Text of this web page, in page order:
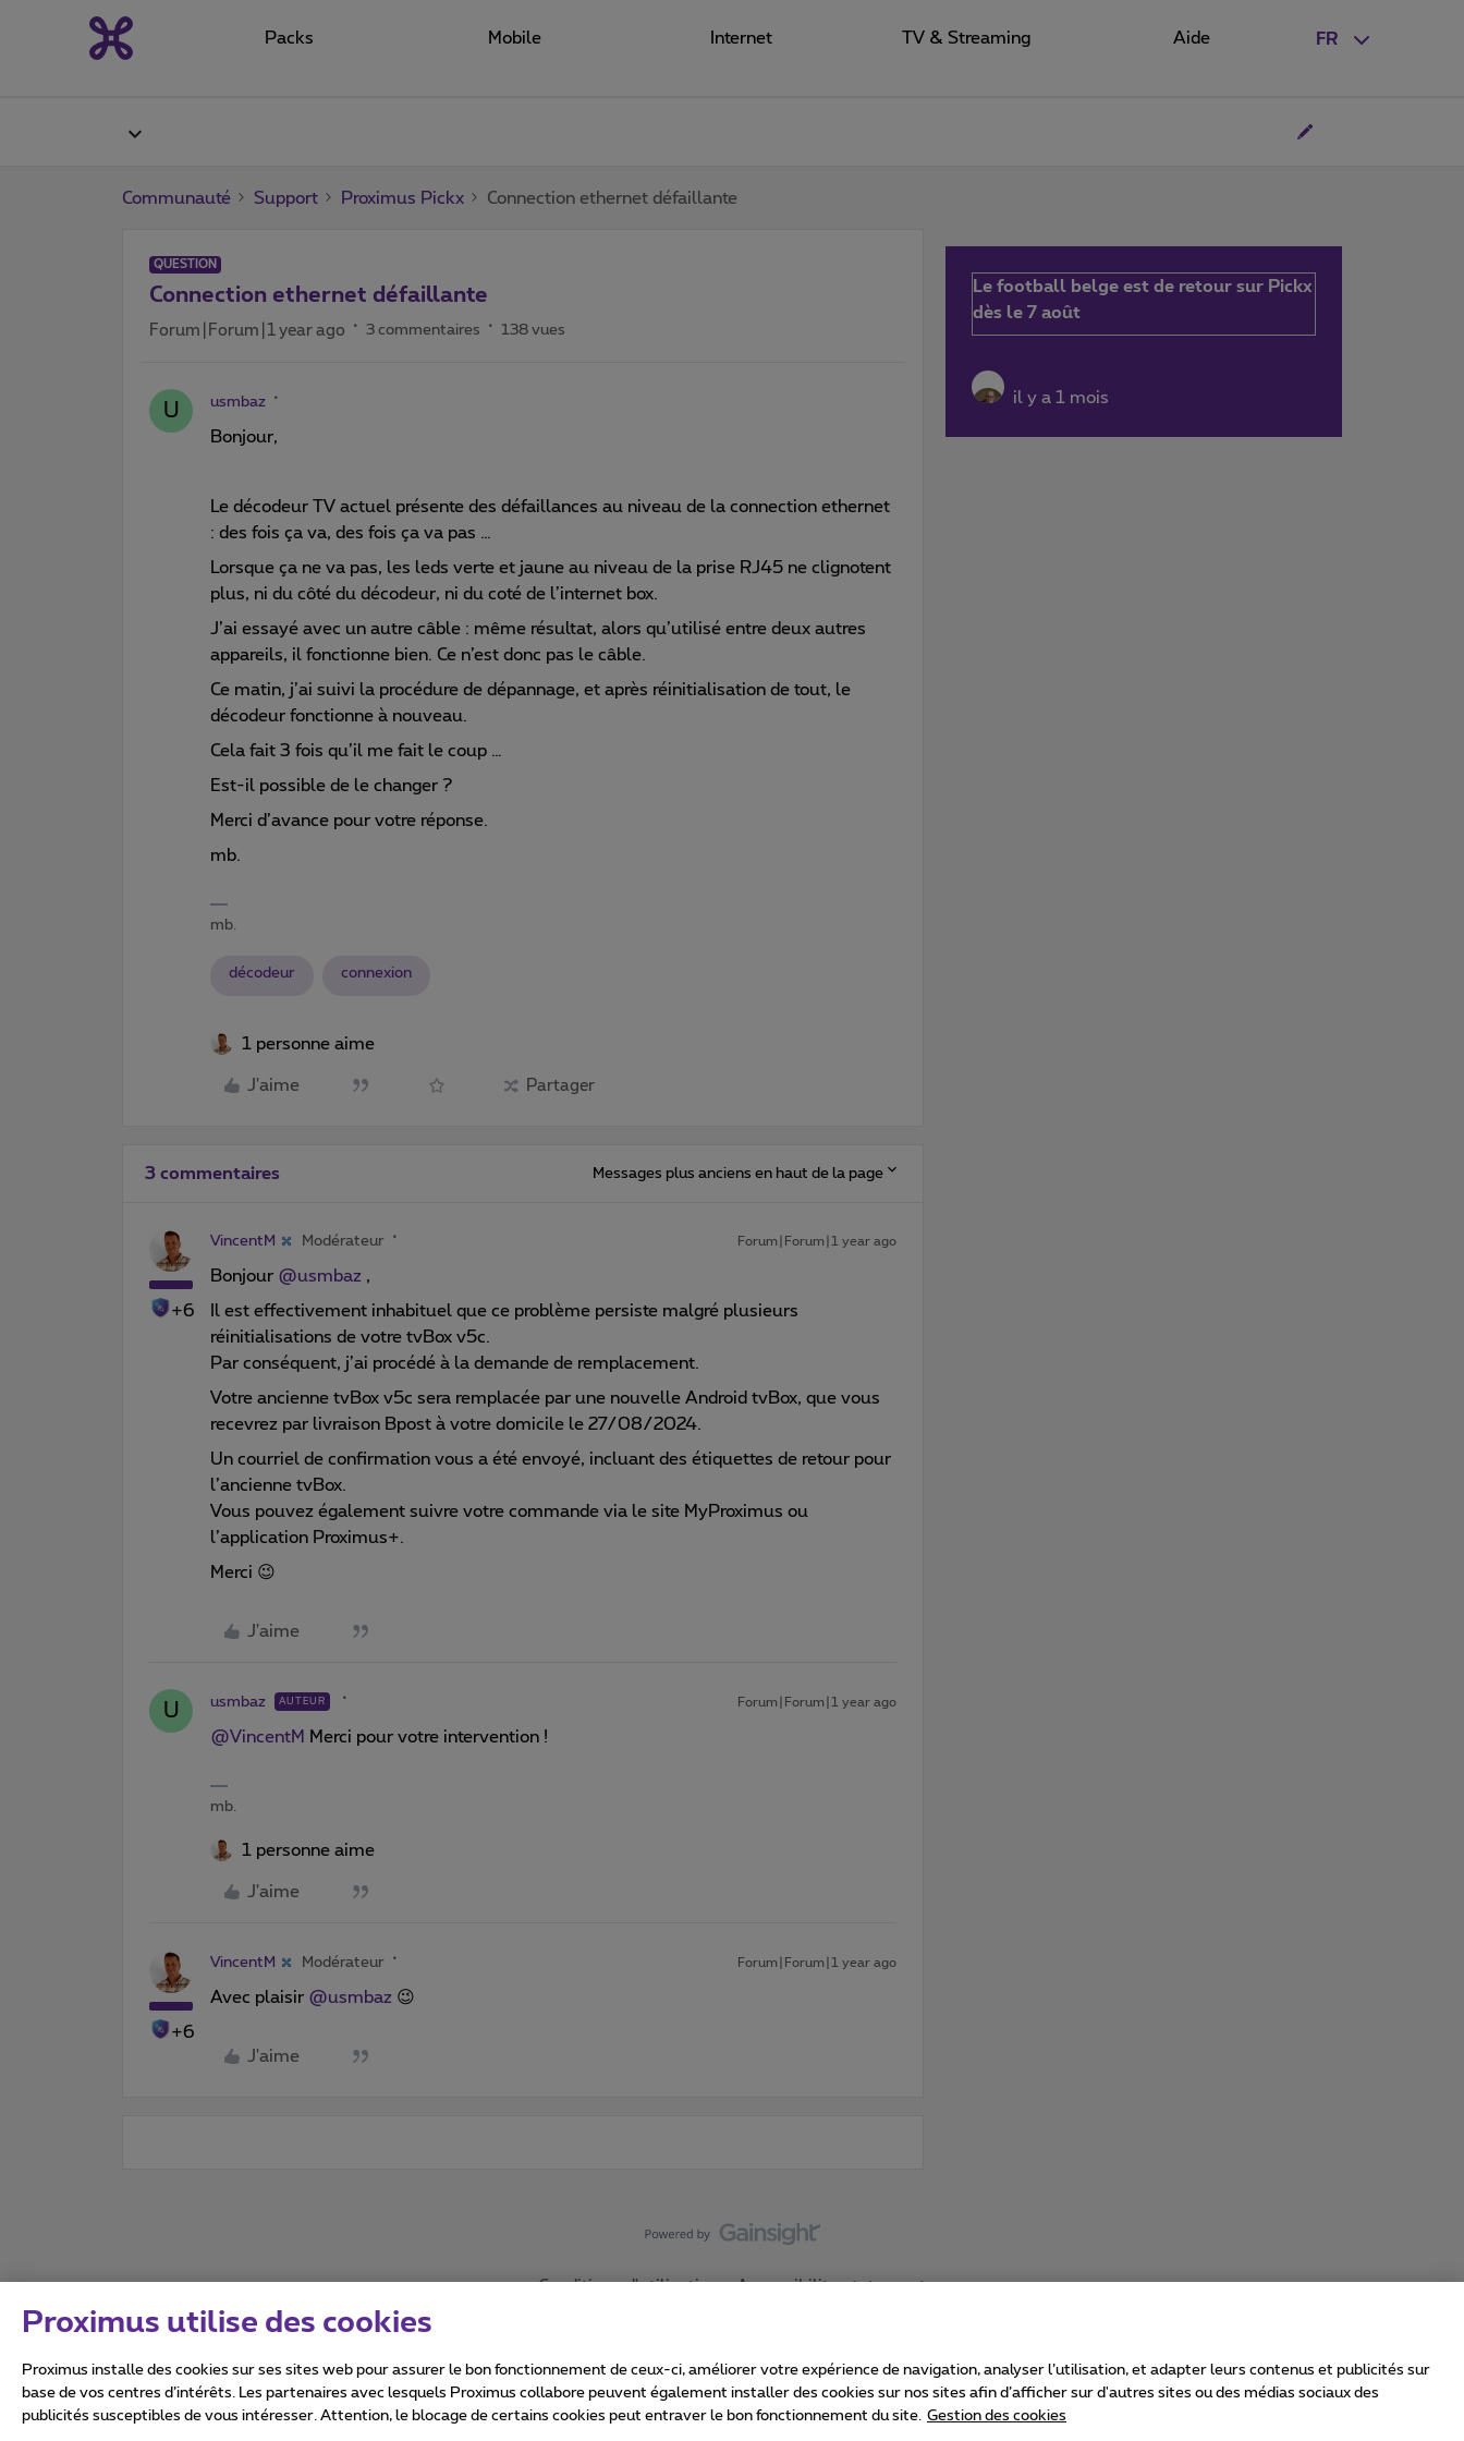
FR
Packs Mobile Internet TV & Streaming Aide
Communauté Support Proximus Pickx Connection ethernet défaillante
QUESTION
Connection ethernet défaillante
Forum|Forum|1 year ago 3 commentaires 138 vues
U usmbaz
Bonjour,
Le décodeur TV actuel présente des défaillances au niveau de la connection ethernet
: des fois ça va, des fois ça va pas …
Lorsque ça ne va pas, les leds verte et jaune au niveau de la prise RJ45 ne clignotent
plus, ni du côté du décodeur, ni du coté de l’internet box.
J’ai essayé avec un autre câble : même résultat, alors qu’utilisé entre deux autres
appareils, il fonctionne bien. Ce n’est donc pas le câble.
Ce matin, j’ai suivi la procédure de dépannage, et après réinitialisation de tout, le
décodeur fonctionne à nouveau.
Cela fait 3 fois qu’il me fait le coup …
Est-il possible de le changer ?
Merci d’avance pour votre réponse.
mb.
mb.
décodeur connexion
1 personne aime
J'aime Partager
3 commentaires Messages plus anciens en haut de la page
+6
VincentM Modérateur Forum|Forum|1 year ago
Bonjour @usmbaz ,
Il est effectivement inhabituel que ce problème persiste malgré plusieurs
réinitialisations de votre tvBox v5c.
Par conséquent, j’ai procédé à la demande de remplacement.
Votre ancienne tvBox v5c sera remplacée par une nouvelle Android tvBox, que vous
recevrez par livraison Bpost à votre domicile le 27/08/2024.
Un courriel de confirmation vous a été envoyé, incluant des étiquettes de retour pour
l’ancienne tvBox.
Vous pouvez également suivre votre commande via le site MyProximus ou
l’application Proximus+.
Merci 😉
J'aime
U usmbaz AUTEUR Forum|Forum|1 year ago
@VincentM Merci pour votre intervention !
mb.
1 personne aime
J'aime
+6
VincentM Modérateur Forum|Forum|1 year ago
Avec plaisir @usmbaz 😉
J'aime
Le football belge est de retour sur Pickx
dès le 7 août
il y a 1 mois
Conditions d'utilisation Accessibility statement
Tous droits réservés. ©2026Proximus
Proximus utilise des cookies
Proximus installe des cookies sur ses sites web pour assurer le bon fonctionnement de ceux-ci, améliorer votre expérience de navigation, analyser l’utilisation, et adapter leurs contenus et publicités sur
base de vos centres d’intérêts. Les partenaires avec lesquels Proximus collabore peuvent également installer des cookies sur nos sites afin d’afficher sur d'autres sites ou des médias sociaux des
publicités susceptibles de vous intéresser. Attention, le blocage de certains cookies peut entraver le bon fonctionnement du site. Gestion des cookies